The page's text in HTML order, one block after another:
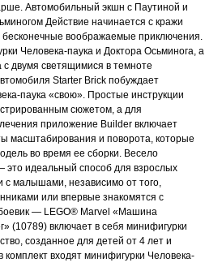
Автомобильный экшн с Паутиной и
Действие начинается с кражи
воображаемые приключения.
Человека-паука и Доктора Осьминога, а
с двумя светящимися в темноте
Starter Brick побуждает
паука «свою». Простые инструкции
сюжетом, а для
приложение Builder включает
масштабирования и поворота, которые
во время ее сборки. Весело
идеальный способ для взрослых
с малышами, независимо от того,
или впервые знакомятся с
— LEGO® Marvel «Машина
(10789) включает в себя минифигурки
созданное для детей от 4 лет и
входят минифигурки Человека-